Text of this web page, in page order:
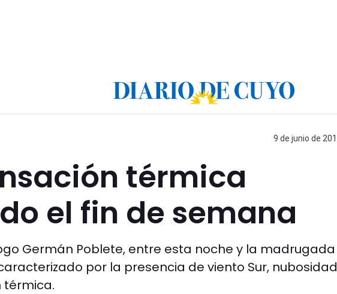
9 de junio de
térmica
el fin de semana
Germán Poblete, entre esta noche y la
por la presencia de viento Sur, nubosidad
térmica.